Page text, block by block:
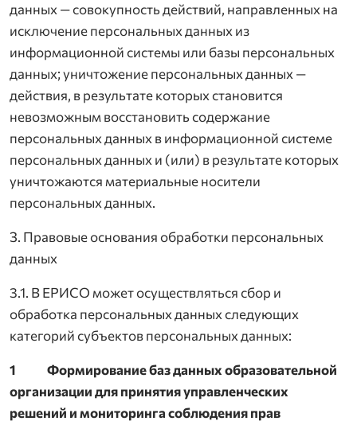
данных — совокупность действий, направленных на
исключение персональных данных из
информационной системы или базы персональных
данных; уничтожение персональных данных —
действия, в результате которых становится
невозможным восстановить содержание
персональных данных в информационной системе
персональных данных и (или) в результате которых
уничтожаются материальные носители
персональных данных.
З. Правовые основания обработки персональных
данных
3.1. В ЕРИСО может осуществляться сбор и
обработка персональных данных следующих
категорий субъектов персональных данных:
1 Формирование баз данных образовательной
организации для принятия управленческих
решений и мониторинга соблюдения прав